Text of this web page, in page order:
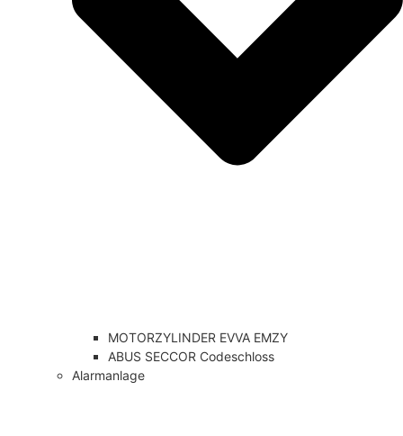
MOTORZYLINDER EVVA EMZY
ABUS SECCOR Codeschloss
Alarmanlage